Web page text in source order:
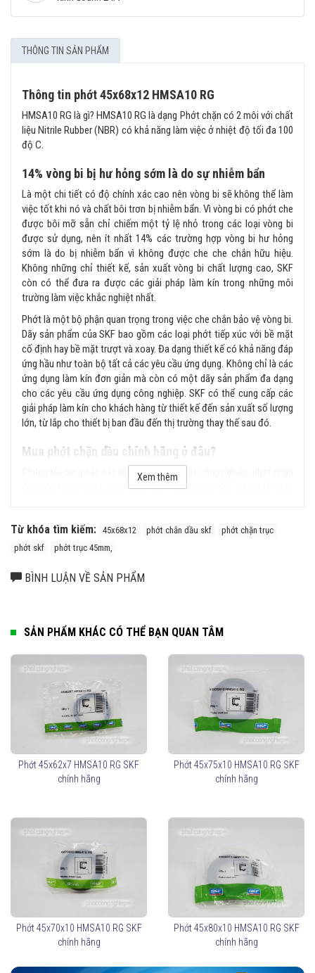
THÔNG TIN SẢN PHẨM
Thông tin phớt 45x68x12 HMSA10 RG
HMSA10 RG là gì? HMSA10 RG là dạng Phớt chặn có 2 môi với chất
liệu Nitrile Rubber (NBR) có khả năng làm việc ở nhiệt độ tối đa 100
độ C.
14% vòng bi bị hư hỏng sớm là do sự nhiễm bẩn
Là một chi tiết có độ chính xác cao nên vòng bi sẽ không thể làm
việc tốt khi nó và chất bôi trơn bị nhiễm bẩn. Vì vòng bi có phớt che
được bôi mỡ sẵn chỉ chiếm một tỷ lệ nhỏ trong các loại vòng bi
được sử dụng, nên ít nhất 14% các trường hợp vòng bi hư hỏng
sớm là do bị nhiễm bẩn vì không được che che chắn hữu hiệu.
Không những chỉ thiết kế, sản xuất vòng bi chất lượng cao, SKF
còn có thể đưa ra được các giải pháp làm kín trong những môi
trường làm việc khắc nghiệt nhất.
Phớt là một bộ phận quan trọng trong việc che chắn bảo vệ vòng bi.
Dãy sản phẩm của SKF bao gồm các loại phớt tiếp xúc với bề mặt
cố định hay bề mặt trượt và xoay. Đa dạng thiết kế có khả năng đáp
ứng hầu như toàn bộ tất cả các yêu cầu ứng dụng. Không chỉ là các
ứng dụng làm kín đơn giản mà còn có một dãy sản phẩm đa dạng
cho các yêu cầu ứng dụng công nghiệp. SKF có thể cung cấp các
giải pháp làm kín cho khách hàng từ thiết kế đến sản xuất số lượng
lớn, từ lắp cho thiết bị ban đầu đến thị trường thay thế sau đó.
Mua phớt chặn dầu chính hãng ở đâu?
Chúng tôi cung cấp các loại sản phẩm phớt công nghiệp, phớt chặn
dầu, phớt chịu nhiệt, phớt thủy lực... chính hãng SKF, cam kết hoàn
phẩm.
Xem thêm
Từ khóa tìm kiếm: 45x68x12 phớt chắn dầu skf
phớt chặn trục
phớt skf
phớt trục 45mm,
BÌNH LUẬN VỀ SẢN PHẨM
SẢN PHẨM KHÁC CÓ THỂ BẠN QUAN TÂM
Phớt 45x62x7 HMSA10 RG SKF
chính hãng
Phớt 45x75x10 HMSA10 RG SKF
chính hãng
Phớt 45x70x10 HMSA10 RG SKF
chính hãng
Phớt 45x80x10 HMSA10 RG SKF
chính hãng